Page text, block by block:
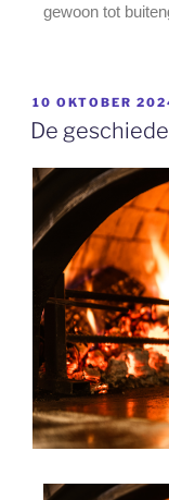
gewoon tot
10 OKTOBER
De